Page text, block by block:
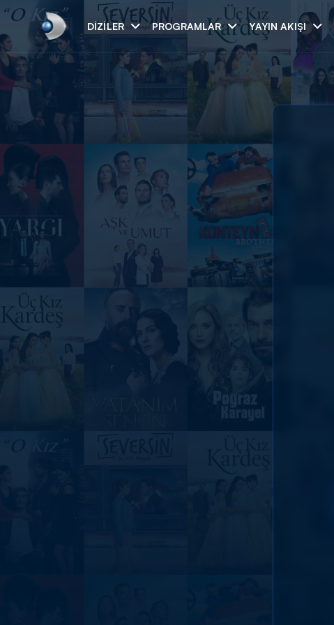
DIZILER PROGRAMLAR YAYIN AKIŞI
Arama
ARAMA SONUÇLARI